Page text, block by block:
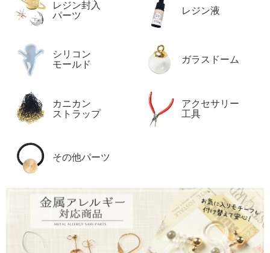
レジン封入
パーツ
レジン液
シリコン
モールド
ガラスドーム
カニカン
ストラップ
アクセサリー
工具
その他パーツ